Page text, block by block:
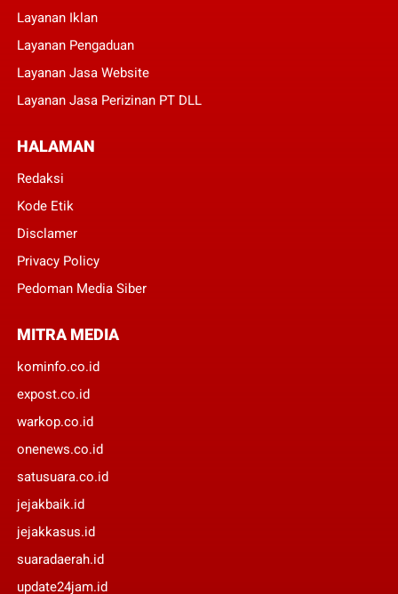
Layanan Iklan
Layanan Pengaduan
Layanan Jasa Website
Layanan Jasa Perizinan PT DLL
HALAMAN
Redaksi
Kode Etik
Disclamer
Privacy Policy
Pedoman Media Siber
MITRA MEDIA
kominfo.co.id
expost.co.id
warkop.co.id
onenews.co.id
satusuara.co.id
jejakbaik.id
jejakkasus.id
suaradaerah.id
update24jam.id